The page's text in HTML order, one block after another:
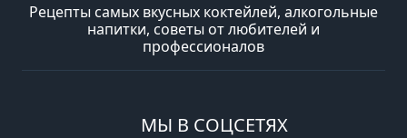
Рецепты самых вкусных коктейлей, алкогольные
напитки, советы от любителей и
профессионалов
МЫ В СОЦСЕТЯХ